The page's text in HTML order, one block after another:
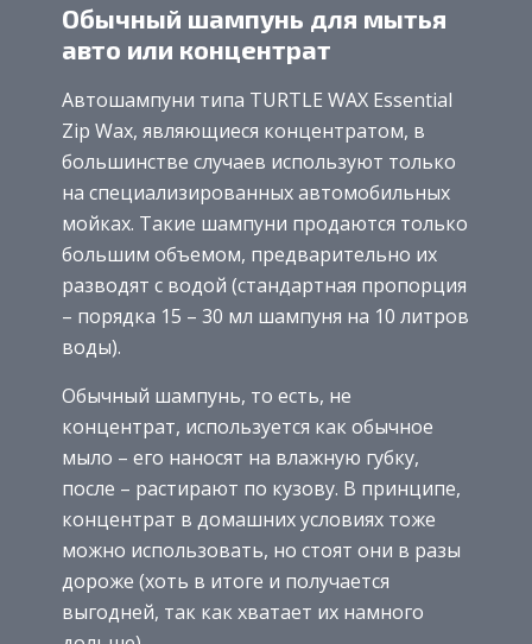
Обычный шампунь для мытья
авто или концентрат
Автошампуни типа TURTLE WAX Essential
Zip Wax, являющиеся концентратом, в
большинстве случаев используют только
на специализированных автомобильных
мойках. Такие шампуни продаются только
большим объемом, предварительно их
разводят с водой (стандартная пропорция
– порядка 15 – 30 мл шампуня на 10 литров
воды).
Обычный шампунь, то есть, не
концентрат, используется как обычное
мыло – его наносят на влажную губку,
после – растирают по кузову. В принципе,
концентрат в домашних условиях тоже
можно использовать, но стоят они в разы
дороже (хоть в итоге и получается
выгодней, так как хватает их намного